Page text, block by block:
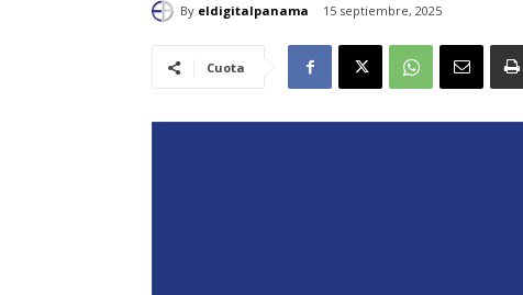
By eldigitalpanama 15 septiembre, 2025
Cuota